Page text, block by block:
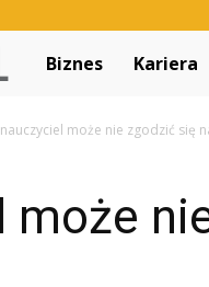
Decapitated.pl
Biznes Kariera
może nie zgodzić się
może